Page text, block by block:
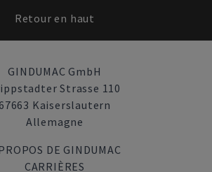
Retour en haut
GINDUMAC GmbH
Strasse 110
Kaiserslautern
Allemagne
DE GINDUMAC
CARRIÈRES